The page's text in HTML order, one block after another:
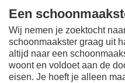
Een
Wij nemen je zoektocht
schoonmaakster graag uit
altijd naar een
woont en voldoet aan de
eisen. Je hoeft je alleen